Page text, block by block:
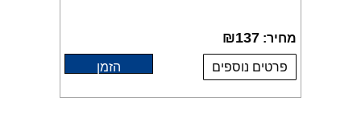
מחיר: ₪137
פרטים נוספים הזמן